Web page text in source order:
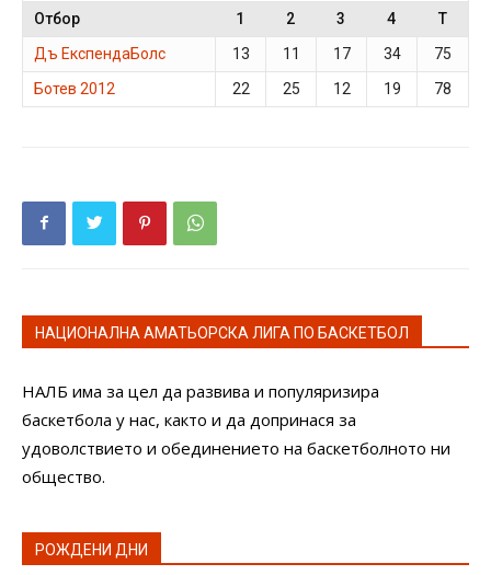
Отбор 1 2 3 4
T
Дъ ЕкспендаБолс
13 11 17 34
75
Ботев 2012
22 25 12 19 78
НАЦИОНАЛНА АМАТЬОРСКА ЛИГА ПО БАСКЕТБОЛ
НАЛБ има за цел да развива и популяризира
баскетбола у нас, както и да допринася за
удоволствието и обединението на баскетболното ни
общество.
РОЖДЕНИ ДНИ